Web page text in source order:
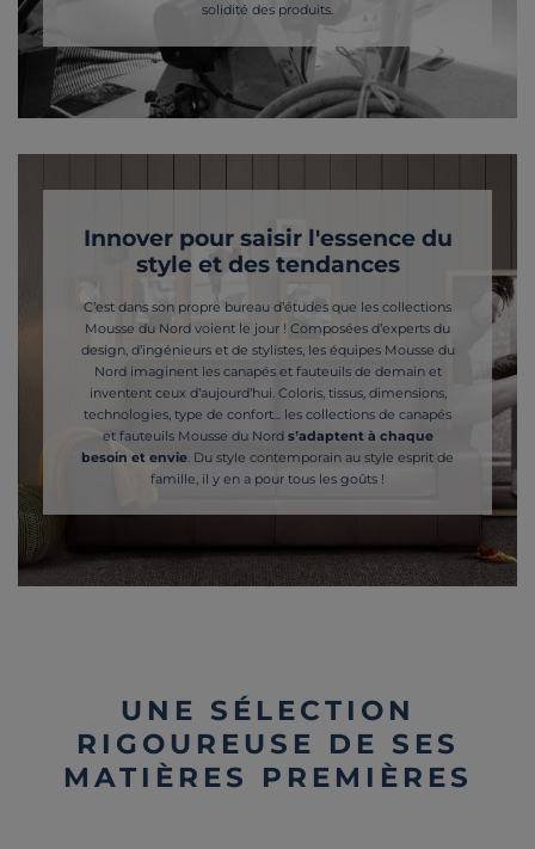
solidité des produits.
Innover pour saisir l'essence du
style et des tendances
C’est dans son propre bureau d’études que les collections
Mousse du Nord voient le jour ! Composées d’experts du
design, d’ingénieurs et de stylistes, les équipes Mousse du
Nord imaginent les canapés et fauteuils de demain et
inventent ceux d’aujourd’hui. Coloris, tissus, dimensions,
technologies, type de confort... les collections de canapés
et fauteuils Mousse du Nord s’adaptent à chaque
besoin et envie . Du style contemporain au style esprit de
famille, il y en a pour tous les goûts !
UNE SÉLECTION
RIGOUREUSE DE SES
MATIÈRES PREMIÈRES